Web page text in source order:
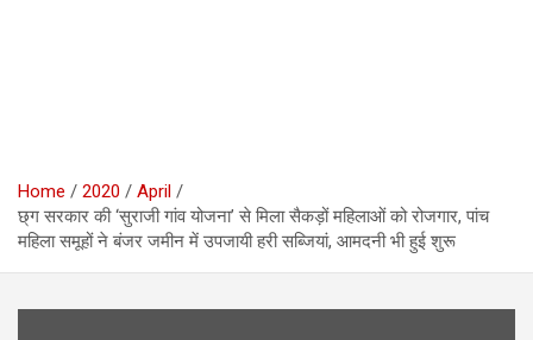
Home 2020
April
छ्ग सरकार की ‘सुराजी गांव योजना’ से मिला सैकड़ों महिलाओं को रोजगार, पांच
महिला समूहों ने बंजर जमीन में उपजायी हरी सब्जियां, आमदनी भी हुई शुरू